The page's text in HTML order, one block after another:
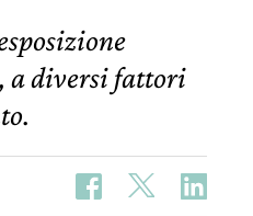
a diversi fattori